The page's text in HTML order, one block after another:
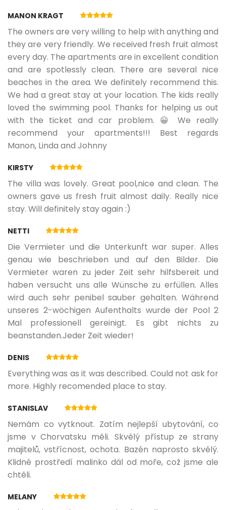
MANON KRAGT
The owners are very willing to help with anything and
they are very friendly. We received fresh fruit almost
every day. The apartments are in excellent condition
and are spotlessly clean. There are several nice
beaches in the area. We definitely recommend this.
We had a great stay at your location. The kids really
loved the swimming pool. Thanks for helping us out
with the ticket and car problem. 😀 We really
recommend your apartments!!! Best regards
Manon, Linda and Johnny
KIRSTY
The villa was lovely. Great pool,nice and clean. The
owners gave us fresh fruit almost daily. Really nice
stay. Will definitely stay again :)
NETTI
Die Vermieter und die Unterkunft war super. Alles
genau wie beschrieben und auf den Bilder. Die
Vermieter waren zu jeder Zeit sehr hilfsbereit und
haben versucht uns alle Wünsche zu erfüllen. Alles
wird auch sehr penibel sauber gehalten. Während
unseres 2-wöchigen Aufenthalts wurde der Pool 2
Mal professionell gereinigt. Es gibt nichts zu
beanstanden.Jeder Zeit wieder!
DENIS
Everything was as it was described. Could not ask for
more. Highly recomended place to stay.
STANISLAV
Nemám co vytknout. Zatím nejlepší ubytování, co
jsme v Chorvatsku měli. Skvělý přístup ze strany
majitelů, vstřícnost, ochota. Bazén naprosto skvělý.
Klidné prostředí malinko dál od moře, což jsme ale
chtěli.
MELANY